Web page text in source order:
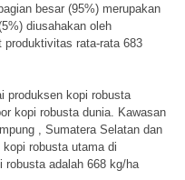
besar (95%) merupakan
diusahakan oleh
produktivitas rata-rata 683
produksen kopi robusta
kopi robusta dunia. Kawasan
, Sumatera Selatan dan
kopi robusta utama di
robusta adalah 668 kg/ha